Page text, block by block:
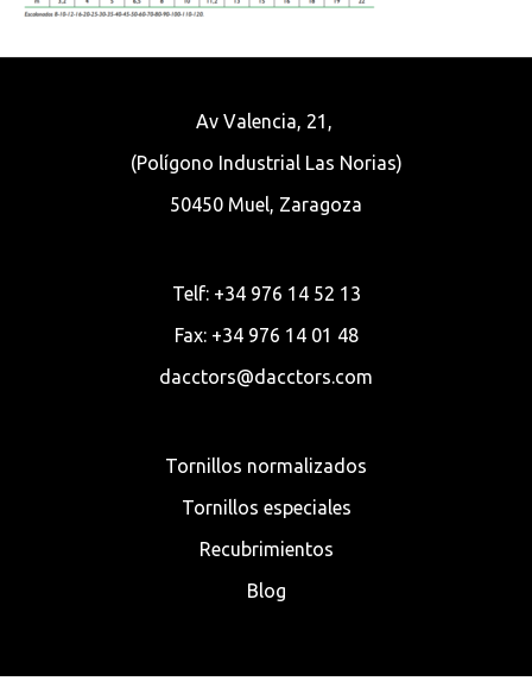
Av Valencia, 21,
(Polígono Industrial Las Norias)
50450 Muel, Zaragoza
Telf: +34 976 14 52 13
Fax: +34 976 14 01 48
dacctors@dacctors.com
Tornillos normalizados
Tornillos especiales
Recubrimientos
Blog